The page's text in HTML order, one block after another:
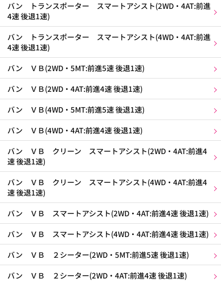
バン トランスポーター スマートアシスト(2WD・4AT:前進
4速 後退1速)
バン トランスポーター スマートアシスト(4WD・4AT:前進
4速 後退1速)
バン ＶＢ(2WD・5MT:前進5速 後退1速)
バン ＶＢ(2WD・4AT:前進4速 後退1速)
バン ＶＢ(4WD・5MT:前進5速 後退1速)
バン ＶＢ(4WD・4AT:前進4速 後退1速)
バン ＶＢ クリーン スマートアシスト(2WD・4AT:前進4
速 後退1速)
バン ＶＢ クリーン スマートアシスト(4WD・4AT:前進4
速 後退1速)
バン ＶＢ スマートアシスト(2WD・4AT:前進4速 後退1速)
バン ＶＢ スマートアシスト(4WD・4AT:前進4速 後退1速)
バン ＶＢ ２シーター(2WD・5MT:前進5速 後退1速)
バン ＶＢ ２シーター(2WD・4AT:前進4速 後退1速)